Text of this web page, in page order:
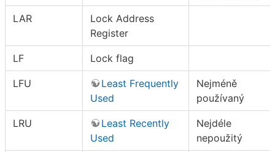
LAR
Lock Address
Register
LF Lock flag
LFU
Least Frequently
Used
Nejméně
používaný
LRU
Least Recently
Used
Nejdéle
nepoužitý